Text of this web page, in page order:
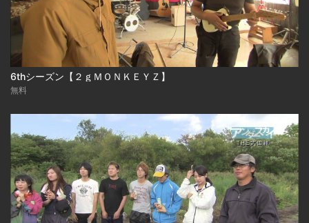
6thシーズン【２ｇＭＯＮＫＥＹＺ】
無料